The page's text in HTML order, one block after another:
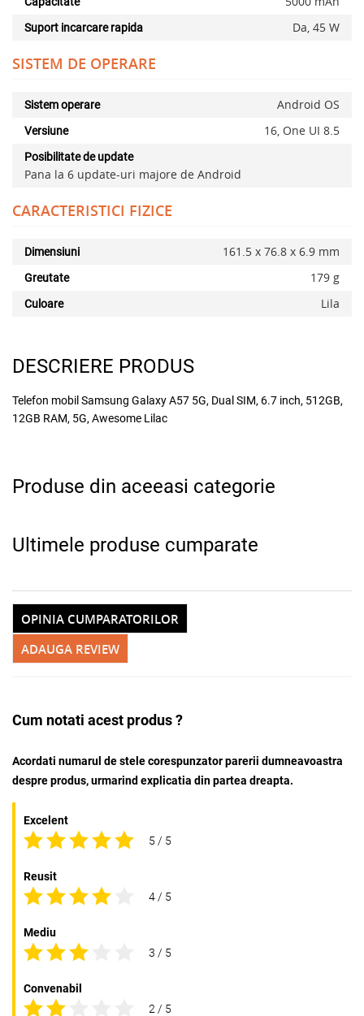
Suport incarcare rapida Da, 45 W
SISTEM DE OPERARE
Sistem operare Android OS
Versiune 16, One UI 8.5
Posibilitate de update
Pana la 6 update-uri majore de Android
CARACTERISTICI FIZICE
Dimensiuni 161.5 x 76.8 x 6.9 mm
Greutate 179 g
Culoare Lila
DESCRIERE PRODUS
Telefon mobil Samsung Galaxy A57 5G, Dual SIM, 6.7 inch, 512GB,
12GB RAM, 5G, Awesome Lilac
Produse din aceeasi categorie
Ultimele produse cumparate
ADAUGA REVIEW
OPINIA CUMPARATORILOR
Cum notati acest produs ?
Acordati numarul de stele corespunzator parerii dumneavoastra
despre produs, urmarind explicatia din partea dreapta.
Excelent
5 / 5
Reusit
4 / 5
Mediu
3 / 5
Convenabil
2 / 5